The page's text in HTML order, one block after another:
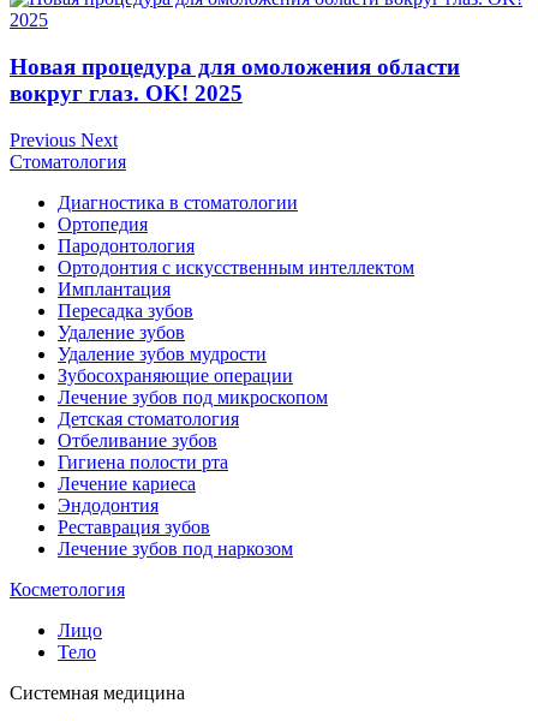
Новая процедура для омоложения области
вокруг глаз. OK! 2025
Previous Next
Стоматология
Диагностика в стоматологии
Ортопедия
Пародонтология
Ортодонтия с искусственным интеллектом
Имплантация
Пересадка зубов
Удаление зубов
Удаление зубов мудрости
Зубосохраняющие операции
Лечение зубов под микроскопом
Детская стоматология
Отбеливание зубов
Гигиена полости рта
Лечение кариеса
Эндодонтия
Реставрация зубов
Лечение зубов под наркозом
Косметология
Лицо
Тело
Системная медицина